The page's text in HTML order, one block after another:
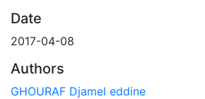
Date
2017-04-08
Authors
GHOURAF Djamel eddine